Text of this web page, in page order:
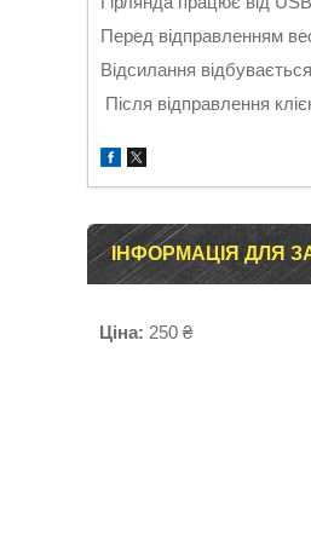
Перед відправленням
Відсилання
Після відправлення
ІНФОРМАЦІЯ ДЛЯ
Ціна: 250 ₴